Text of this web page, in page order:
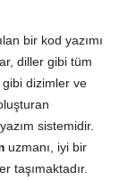
bir kod yazımı
diller gibi tüm
dizimler ve
sistemidir.
uzmanı, iyi bir
taşımaktadır.